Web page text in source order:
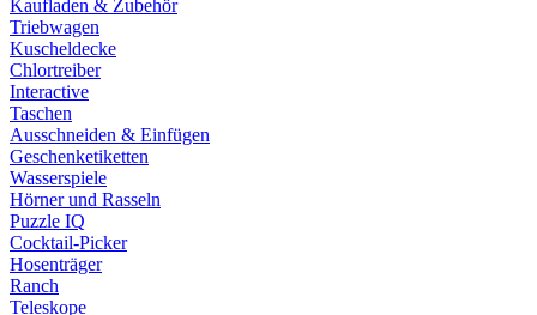
Kaufladen & Zubehör
Triebwagen
Kuscheldecke
Chlortreiber
Interactive
Taschen
Ausschneiden & Einfügen
Geschenketiketten
Wasserspiele
Hörner und Rasseln
Puzzle IQ
Cocktail-Picker
Hosenträger
Ranch
Teleskope